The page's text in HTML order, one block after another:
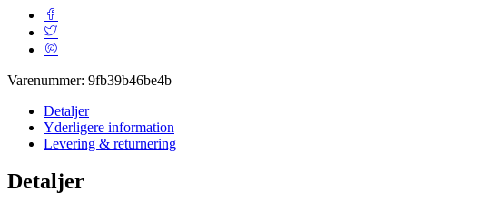
Varenummer: 9fb39b46be4b
Detaljer
Yderligere information
Levering & returnering
Detaljer